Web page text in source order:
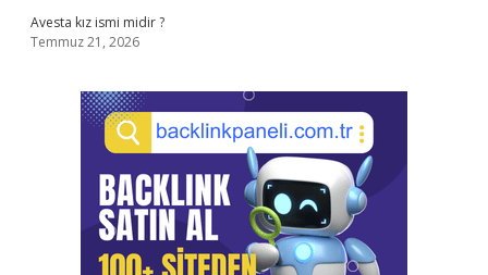
Avesta kız ismi midir ?
Temmuz 21, 2026